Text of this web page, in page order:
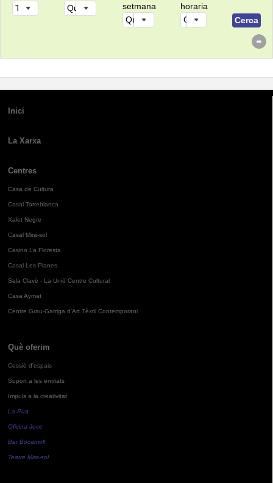
setmana
horaria
Inici
La Xarxa
Centres
Casa de Cultura
Casal Torreblanca
Xalet Negre
Casal Mira-sol
Casino La Floresta
Casal Les Planes
Sala Clavé - La Unió Centre Cultural
Casa Aymat
Centre Grau-Garriga d'Art Tèxtil Contemporani
Què oferim
Cessió d'espais
Suport a les entitats
Impuls a la creativitat
La Pua
Oficina Jove
Bar Bocamoll
Teatre Mira-sol